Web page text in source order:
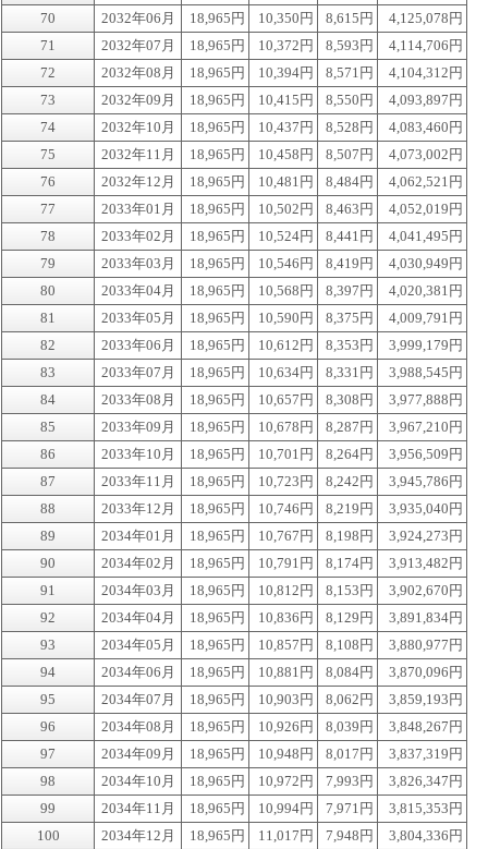
70
2032年06月 18,965円 10,350円 8,615円
4,125,078円
71
2032年07月 18,965円 10,372円 8,593円
4,114,706円
72
2032年08月 18,965円 10,394円 8,571円
4,104,312円
73
2032年09月 18,965円 10,415円 8,550円
4,093,897円
74
2032年10月 18,965円 10,437円 8,528円
4,083,460円
75
2032年11月 18,965円 10,458円 8,507円
4,073,002円
76
2032年12月 18,965円 10,481円 8,484円
4,062,521円
77
2033年01月 18,965円 10,502円 8,463円
4,052,019円
78
2033年02月 18,965円 10,524円 8,441円
4,041,495円
79
2033年03月 18,965円 10,546円 8,419円
4,030,949円
80
2033年04月 18,965円 10,568円 8,397円
4,020,381円
81
2033年05月 18,965円 10,590円 8,375円
4,009,791円
82
2033年06月 18,965円 10,612円 8,353円
3,999,179円
83
2033年07月 18,965円 10,634円 8,331円
3,988,545円
84
2033年08月 18,965円 10,657円 8,308円
3,977,888円
85
2033年09月 18,965円 10,678円 8,287円
3,967,210円
86
2033年10月 18,965円 10,701円 8,264円
3,956,509円
87
2033年11月 18,965円 10,723円 8,242円
3,945,786円
88
2033年12月 18,965円 10,746円 8,219円
3,935,040円
89
2034年01月 18,965円 10,767円 8,198円
3,924,273円
90
2034年02月 18,965円 10,791円 8,174円
3,913,482円
91
2034年03月 18,965円 10,812円 8,153円
3,902,670円
92
2034年04月 18,965円 10,836円 8,129円
3,891,834円
93
2034年05月 18,965円 10,857円 8,108円
3,880,977円
94
2034年06月 18,965円 10,881円 8,084円
3,870,096円
95
2034年07月 18,965円 10,903円 8,062円
3,859,193円
96
2034年08月 18,965円 10,926円 8,039円
3,848,267円
97
2034年09月 18,965円 10,948円 8,017円
3,837,319円
98
2034年10月 18,965円 10,972円 7,993円
3,826,347円
99
2034年11月 18,965円 10,994円 7,971円
3,815,353円
100
2034年12月 18,965円 11,017円 7,948円
3,804,336円